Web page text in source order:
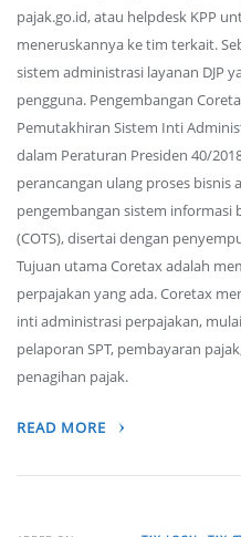
pajak.go.id, atau helpdesk KPP
meneruskannya ke tim terkait.
sistem administrasi layanan DJP
pengguna. Pengembangan
Pemutakhiran Sistem Inti
dalam Peraturan Presiden 40/
perancangan ulang proses
pengembangan sistem informasi
(COTS), disertai dengan
Tujuan utama Coretax adalah
perpajakan yang ada. Coretax
inti administrasi perpajakan,
pelaporan SPT, pembayaran
penagihan pajak.
READ MORE